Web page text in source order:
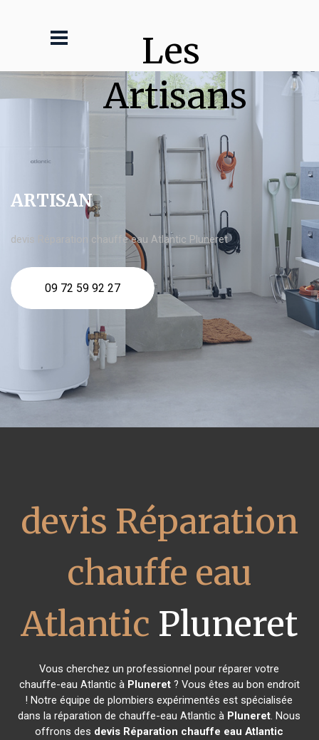
Les
Artisans
ARTISAN
devis Réparation chauffe eau Atlantic Pluneret
09 72 59 92 27
devis Réparation
chauffe eau
Atlantic Pluneret
Vous cherchez un professionnel pour réparer votre
chauffe-eau Atlantic à Pluneret? Vous êtes au bon endroit
! Notre équipe de plombiers expérimentés est spécialisée
dans la réparation de chauffe-eau Atlantic à Pluneret. Nous
offrons des devis Réparation chauffe eau Atlantic